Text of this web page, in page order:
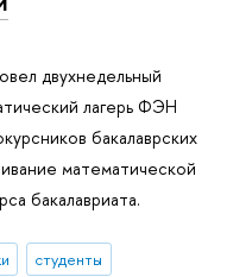
двухнедельный
лагерь ФЭН
бакалаврских
математической
бакалавриата.
студенты